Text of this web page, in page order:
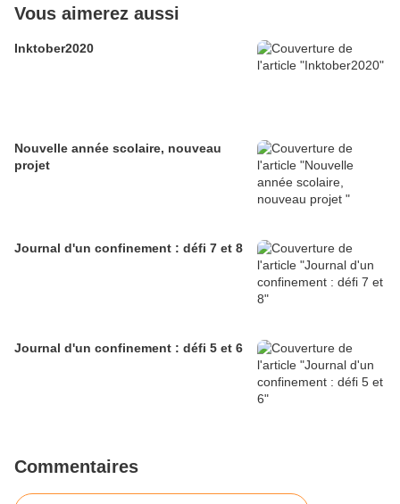
Vous aimerez aussi
Inktober2020
Nouvelle année scolaire, nouveau
projet
Journal d'un confinement : défi 7 et 8
Journal d'un confinement : défi 5 et 6
Commentaires